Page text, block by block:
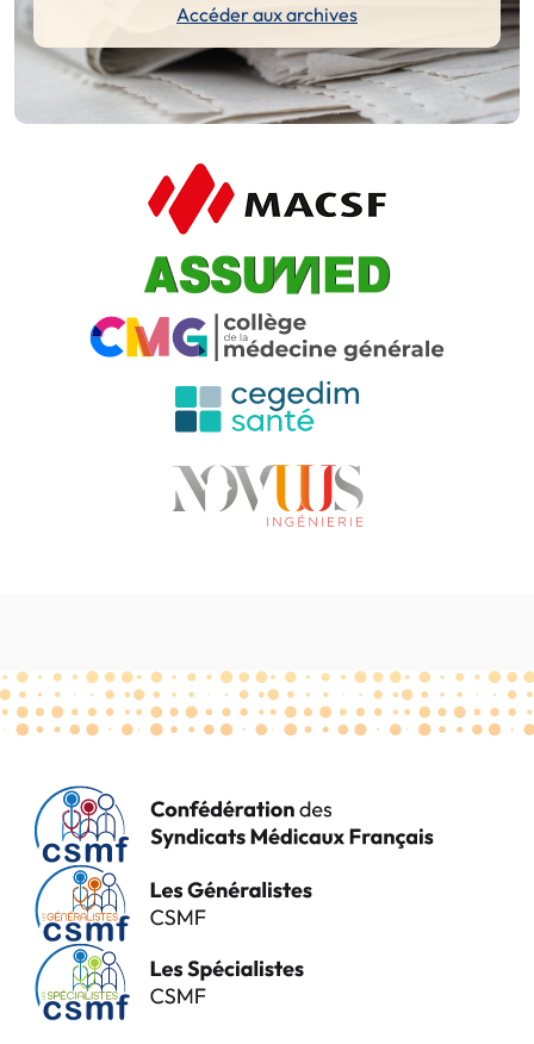
Accéder aux archives